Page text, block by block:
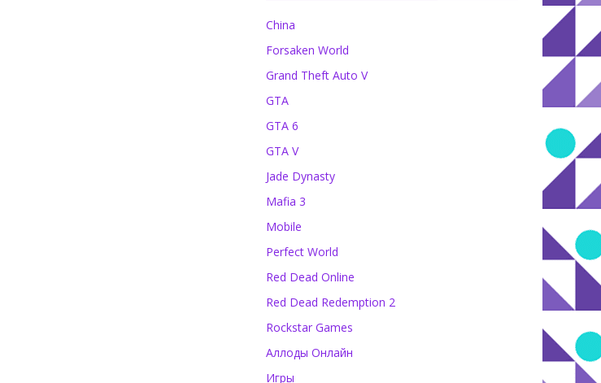
China
Forsaken World
Grand Theft Auto V
GTA
GTA 6
GTA V
Jade Dynasty
Mafia 3
Mobile
Perfect World
Red Dead Online
Red Dead Redemption 2
Rockstar Games
Аллоды Онлайн
Игры